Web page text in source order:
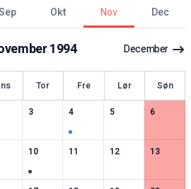
sep okt nov dec
1994 December
Tor Fre Lør Søn
datoer
3
0særlige datoer
4
1særlige datoer
5
0særlige datoer
6
0særlige
datoer
10
1særlige datoer
11
0særlige datoer
12
0særlige datoer
13
0særlige